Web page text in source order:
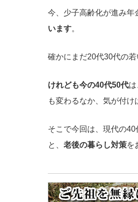
今、少子高齢化が進み年
います。
確かにまだ20代30代の
けれども今の40代50代
も変わるなか、気が付け
そこで今回は、現代の
と、 老後の暮らし対策を